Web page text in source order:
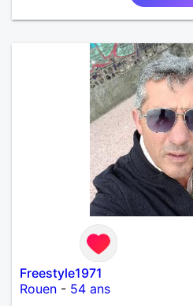
Freestyle1971
Rouen - 54 ans